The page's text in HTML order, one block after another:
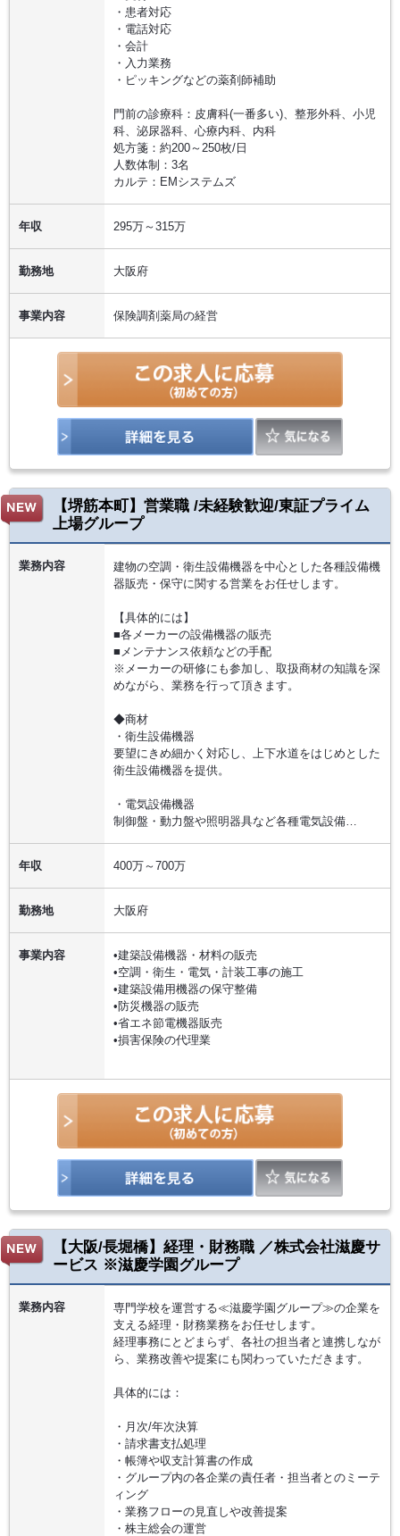
・患者対応
・電話対応
・会計
・入力業務
・ピッキングなどの薬剤師補助
門前の診療科：皮膚科(一番多い)、整形外科、小児
科、泌尿器科、心療内科、内科
処方箋：約200～250枚/日
人数体制：3名
カルテ：EMシステムズ
年収 295万～315万
勤務地 大阪府
事業内容 保険調剤薬局の経営
【堺筋本町】営業職 /未経験歓迎/東証プライム
上場グループ
業務内容
建物の空調・衛生設備機器を中心とした各種設備機
器販売・保守に関する営業をお任せします。
【具体的には】
■各メーカーの設備機器の販売
■メンテナンス依頼などの手配
※メーカーの研修にも参加し、取扱商材の知識を深
めながら、業務を行って頂きます。
◆商材
・衛生設備機器
要望にきめ細かく対応し、上下水道をはじめとした
衛生設備機器を提供。
・電気設備機器
制御盤・動力盤や照明器具など各種電気設備…
年収 400万～700万
勤務地 大阪府
事業内容
•建築設備機器・材料の販売
•空調・衛生・電気・計装工事の施工
•建築設備用機器の保守整備
•防災機器の販売
•省エネ節電機器販売
•損害保険の代理業
【大阪/長堀橋】経理・財務職 ／株式会社滋慶サ
ービス ※滋慶学園グループ
業務内容
専門学校を運営する≪滋慶学園グループ≫の企業を
支える経理・財務業務をお任せします。
経理事務にとどまらず、各社の担当者と連携しなが
ら、業務改善や提案にも関わっていただきます。
具体的には：
・月次/年次決算
・請求書支払処理
・帳簿や収支計算書の作成
・グループ内の各企業の責任者・担当者とのミーテ
ィング
・業務フローの見直しや改善提案
・株主総会の運営